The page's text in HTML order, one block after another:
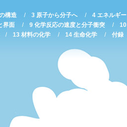
構造 3 原子から分子へ
4 エネルギー
界面 9 化学反応の速度と分子衝突
10
13 材料の化学 14 生命化学 付録